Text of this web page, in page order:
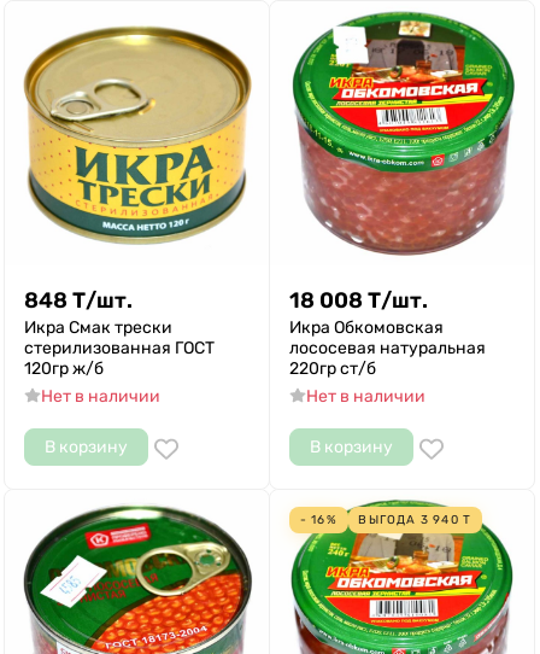
848 Т/шт.
Икра Смак трески
стерилизованная ГОСТ
120гр ж/б
Нет в наличии
В корзину
18 008 Т/шт.
Икра Обкомовская
лососевая натуральная
220гр ст/б
Нет в наличии
В корзину
- 16% ВЫГОДА 3 940 Т